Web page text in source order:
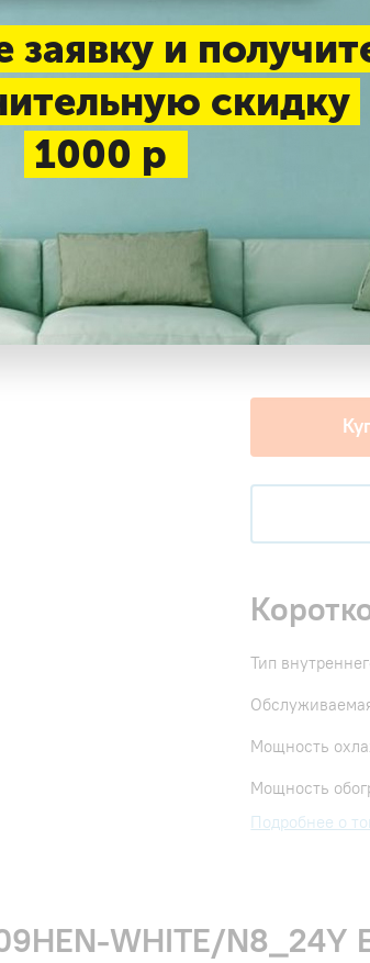
До 27 м2
+ PROFcool
Тип
Мощность
Мощность
Подробнее о
WHITE/N8_24Y
заявку и
скидку
1000 р